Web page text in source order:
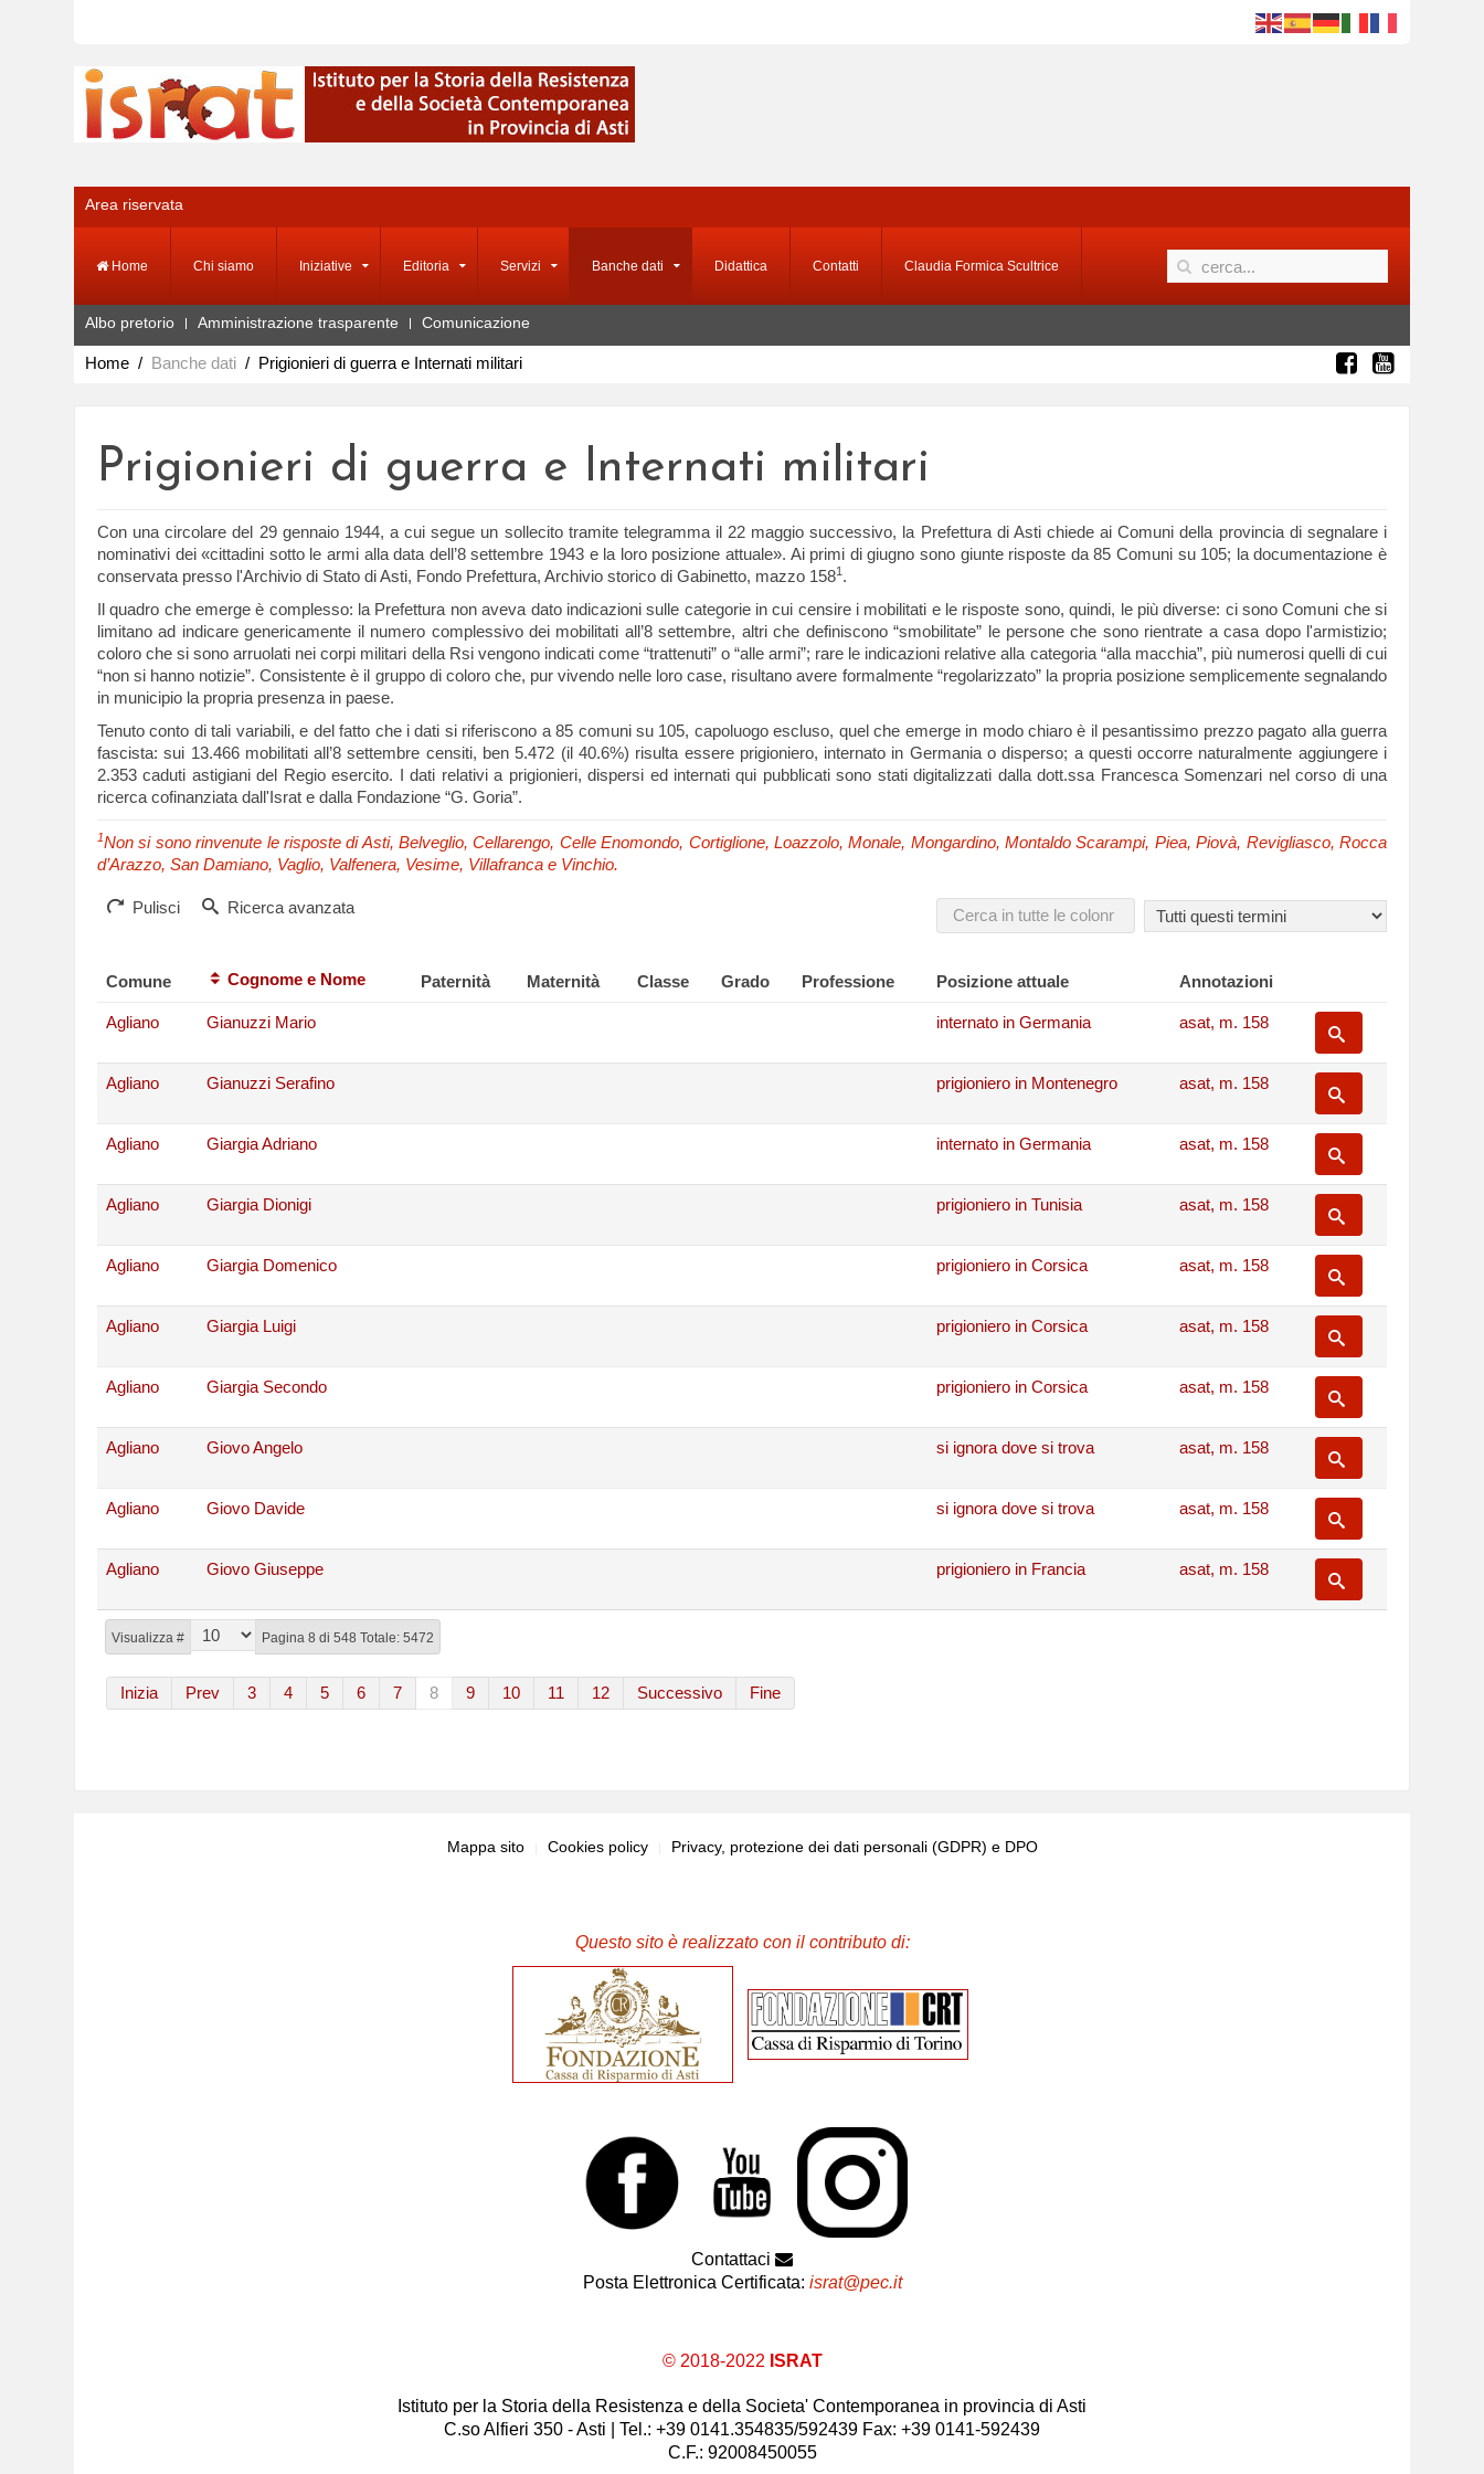
Area riservata
Home Chi siamo Iniziative Editoria Servizi Banche dati Didattica Contatti Claudia Formica Scultrice
Albo pretorio Amministrazione trasparente Comunicazione
Home Banche dati Prigionieri di guerra e Internati militari
Prigionieri di guerra e Internati militari
Con una circolare del 29 gennaio 1944, a cui segue un sollecito tramite telegramma il 22 maggio successivo, la Prefettura di Asti chiede ai Comuni della provincia di segnalare i
nominativi dei «cittadini sotto le armi alla data dell’8 settembre 1943 e la loro posizione attuale». Ai primi di giugno sono giunte risposte da 85 Comuni su 105; la documentazione è
conservata presso l'Archivio di Stato di Asti, Fondo Prefettura, Archivio storico di Gabinetto, mazzo 1581 .
Il quadro che emerge è complesso: la Prefettura non aveva dato indicazioni sulle categorie in cui censire i mobilitati e le risposte sono, quindi, le più diverse: ci sono Comuni che si
limitano ad indicare genericamente il numero complessivo dei mobilitati all’8 settembre, altri che definiscono “smobilitate” le persone che sono rientrate a casa dopo l'armistizio;
coloro che si sono arruolati nei corpi militari della Rsi vengono indicati come “trattenuti” o “alle armi”; rare le indicazioni relative alla categoria “alla macchia”, più numerosi quelli di cui
“non si hanno notizie”. Consistente è il gruppo di coloro che, pur vivendo nelle loro case, risultano avere formalmente “regolarizzato” la propria posizione semplicemente segnalando
in municipio la propria presenza in paese.
Tenuto conto di tali variabili, e del fatto che i dati si riferiscono a 85 comuni su 105, capoluogo escluso, quel che emerge in modo chiaro è il pesantissimo prezzo pagato alla guerra
fascista: sui 13.466 mobilitati all’8 settembre censiti, ben 5.472 (il 40.6%) risulta essere prigioniero, internato in Germania o disperso; a questi occorre naturalmente aggiungere i
2.353 caduti astigiani del Regio esercito. I dati relativi a prigionieri, dispersi ed internati qui pubblicati sono stati digitalizzati dalla dott.ssa Francesca Somenzari nel corso di una
ricerca cofinanziata dall'Israt e dalla Fondazione “G. Goria”.
1Non si sono rinvenute le risposte di Asti, Belveglio, Cellarengo, Celle Enomondo, Cortiglione, Loazzolo, Monale, Mongardino, Montaldo Scarampi, Piea, Piovà, Revigliasco, Rocca
d’Arazzo, San Damiano, Vaglio, Valfenera, Vesime, Villafranca e Vinchio.
Pulisci Ricerca avanzata
Comune Cognome e Nome Paternità Maternità Classe Grado Professione Posizione attuale Annotazioni
Visualizza # Pagina 8 di 548 Totale: 5472
Inizia Prev 3 4 5 6 7 8 9 10 11 12 Successivo Fine
Agliano Gianuzzi Mario internato in Germania asat, m. 158
Agliano Gianuzzi Serafino prigioniero in Montenegro asat, m. 158
Agliano Giargia Adriano internato in Germania asat, m. 158
Agliano Giargia Dionigi prigioniero in Tunisia asat, m. 158
Agliano Giargia Domenico prigioniero in Corsica asat, m. 158
Agliano Giargia Luigi prigioniero in Corsica asat, m. 158
Agliano Giargia Secondo prigioniero in Corsica asat, m. 158
Agliano Giovo Angelo si ignora dove si trova asat, m. 158
Agliano Giovo Davide si ignora dove si trova asat, m. 158
Agliano Giovo Giuseppe prigioniero in Francia asat, m. 158
Mappa sito Cookies policy Privacy, protezione dei dati personali (GDPR) e DPO
Questo sito è realizzato con il contributo di:
Contattaci
Posta Elettronica Certificata: israt@pec.it
© 2018-2022 ISRAT
Istituto per la Storia della Resistenza e della Societa' Contemporanea in provincia di Asti
C.so Alfieri 350 - Asti | Tel.: +39 0141.354835/592439 Fax: +39 0141-592439
C.F.: 92008450055